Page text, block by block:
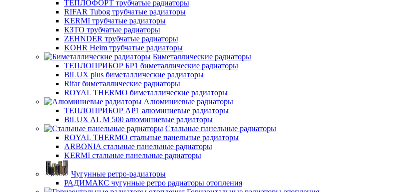
ТЕПЛОФОРТ трубчатые радиаторы
RIFAR Tubog трубчатые радиаторы
KERMI трубчатые радиаторы
КЗТО трубчатые радиаторы
ZEHNDER трубчатые радиаторы
KOHR Heim трубчатые радиаторы
Биметаллические радиаторы
ТЕПЛОПРИБОР БР1 биметаллические радиаторы
BiLUX plus биметаллические радиаторы
Rifar биметаллические радиаторы
ROYAL THERMO биметаллические радиаторы
Алюминиевые радиаторы
ТЕПЛОПРИБОР АР1 алюминиевые радиаторы
BiLUX AL M 500 алюминиевые радиаторы
Стальные панельные радиаторы
ROYAL THERMO стальные панельные радиаторы
ARBONIA стальные панельные радиаторы
KERMI стальные панельные радиаторы
Чугунные ретро-радиаторы
РАДИМАКС чугунные ретро радиаторы отопления